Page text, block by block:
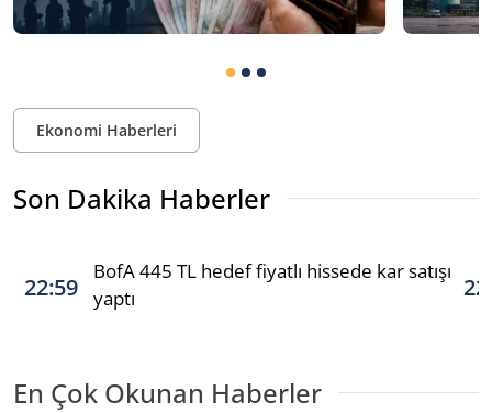
Ekonomi Haberleri
Son Dakika Haberler
22:59
BofA 445 TL hedef fiyatlı hissede kar satışı
yaptı
En Çok Okunan Haberler